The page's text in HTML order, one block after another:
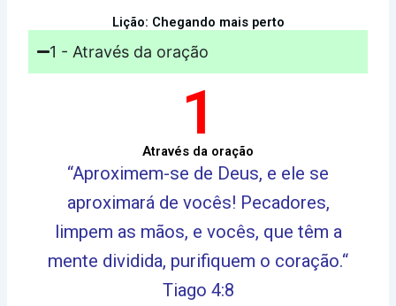
Lição: Chegando mais perto
1 - Através da oração
1
Através da oração
“Aproximem-se de Deus, e ele se
aproximará de vocês! Pecadores,
limpem as mãos, e vocês, que têm a
mente dividida, purifiquem o coração.“
Tiago 4:8